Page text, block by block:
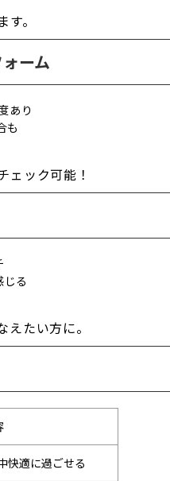
。
ーム
あり
も
ェック可能！
る
えたい方に。
快適に過ごせる